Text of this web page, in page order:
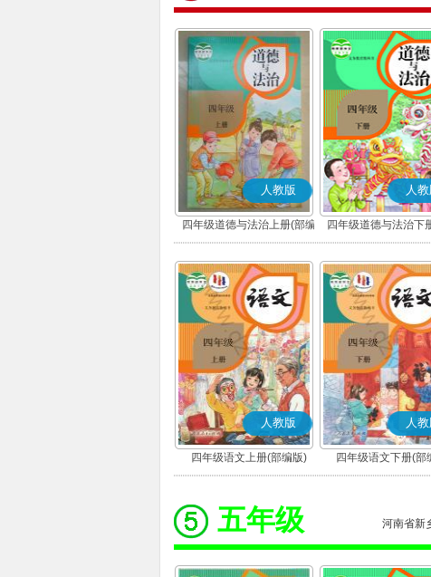
人教版
四年级道德与法治上册(部编
版)
人
四年级道德与法治下
版)
人教版
四年级语文上册(部编版)
人
四年级语文下册(部
五年级 河南省新